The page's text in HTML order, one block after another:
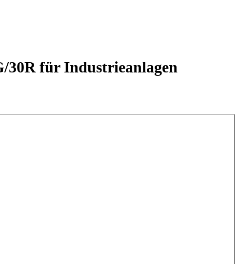
30R für Industrieanlagen